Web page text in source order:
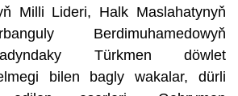
Milli Lideri, Halk Maslahatynyň
Berdimuhamedowyň
Türkmen döwlet
bilen bagly wakalar, dürli